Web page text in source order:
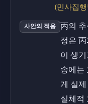
(민사집
사안의 적용
丙의
정은
이 생
송에는
게 실
실체적